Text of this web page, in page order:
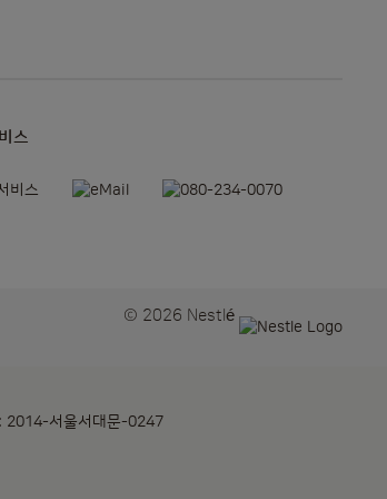
스
© 2026 Nestlé
2014-서울서대문-0247